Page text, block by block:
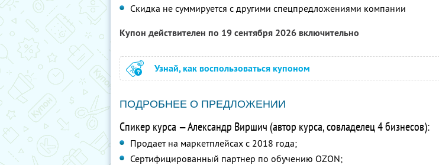
Скидка не суммируется с другими спецпредложениями компании
Купон действителен по 19 сентября 2026 включительно
Узнай, как воспользоваться купоном
ПОДРОБНЕЕ О ПРЕДЛОЖЕНИИ
Спикер курса — Александр Виршич (автор курса, совладелец 4 бизнесов):
Продает на маркетплейсах с 2018 года;
Сертифицированный партнер по обучению OZON;